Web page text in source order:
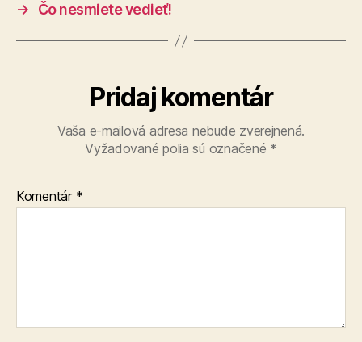
→
Čo nesmiete vedieť!
Pridaj komentár
Vaša e-mailová adresa nebude zverejnená.
Vyžadované polia sú označené *
Komentár *